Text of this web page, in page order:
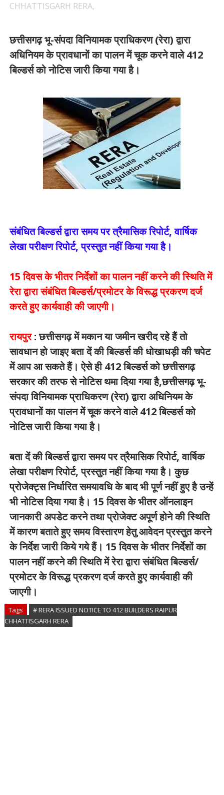
CHHATTISGARH RERA,
छत्तीसगढ़ भू-संपदा विनियामक प्राधिकरण (रेरा) द्वारा
अधिनियम के प्रावधानों का पालन में चूक करने वाले 412
बिल्डर्स को नोटिस जारी किया गया है।
संबंधित बिल्डर्स द्वारा समय पर त्रैमासिक रिपोर्ट, वार्षिक
लेखा परीक्षण रिपोर्ट, प्रस्तुत नहीं किया गया है।
15 दिवस के भीतर निर्देशों का पालन नहीं करने की स्थिति में
रेरा द्वारा संबंधित बिल्डर्स/प्रमोटर के विरूद्ध प्रकरण दर्ज
करते हुए कार्यवाही की जाएगी।
रायपुर: छत्तीसगढ़ में मकान या जमीन खरीद रहे हैं तो
सावधान हो जाइए बता दें की बिल्डर्स की धोखाधड़ी की चपेट
में आप आ सकते हैं। ऐसे ही 412 बिल्डर्स को छत्तीसगढ़
सरकार की तरफ से नोटिस थमा दिया गया है,छत्तीसगढ़ भू-
संपदा विनियामक प्राधिकरण (रेरा) द्वारा अधिनियम के
प्रावधानों का पालन में चूक करने वाले 412 बिल्डर्स को
नोटिस जारी किया गया है।
बता दें की बिल्डर्स द्वारा समय पर त्रैमासिक रिपोर्ट, वार्षिक
लेखा परीक्षण रिपोर्ट, प्रस्तुत नहीं किया गया है। कुछ
प्रोजेक्ट्स निर्धारित समयावधि के बाद भी पूर्ण नहीं हुए है उन्हें
भी नोटिस दिया गया है। 15 दिवस के भीतर ऑनलाइन
जानकारी अपडेट करने तथा प्रोजेक्ट अपूर्ण होने की स्थिति
में कारण बताते हुए समय विस्तारण हेतु आवेदन प्रस्तुत करने
के निर्देश जारी किये गये हैं। 15 दिवस के भीतर निर्देशों का
पालन नहीं करने की स्थिति में रेरा द्वारा संबंधित बिल्डर्स/
प्रमोटर के विरूद्ध प्रकरण दर्ज करते हुए कार्यवाही की
जाएगी।
Tags
# RERA ISSUED NOTICE TO 412 BUILDERS RAIPUR
CHHATTISGARH RERA